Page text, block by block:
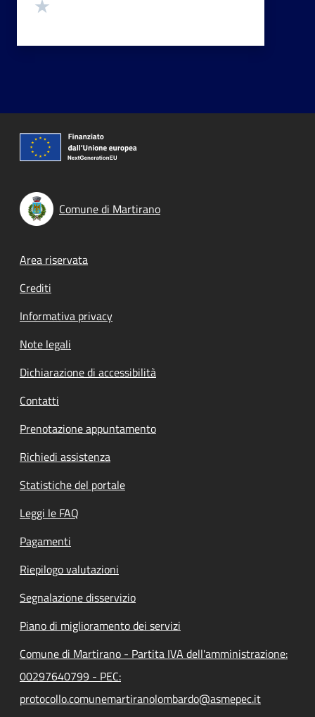
Comune di Martirano
Footer menu
Area riservata
Crediti
Informativa privacy
Note legali
Dichiarazione di accessibilità
Contatti
Prenotazione appuntamento
Richiedi assistenza
Statistiche del portale
Leggi le FAQ
Pagamenti
Riepilogo valutazioni
Segnalazione disservizio
Piano di miglioramento dei servizi
Comune di Martirano - Partita IVA dell'amministrazione:
00297640799 - PEC:
protocollo.comunemartiranolombardo@asmepec.it